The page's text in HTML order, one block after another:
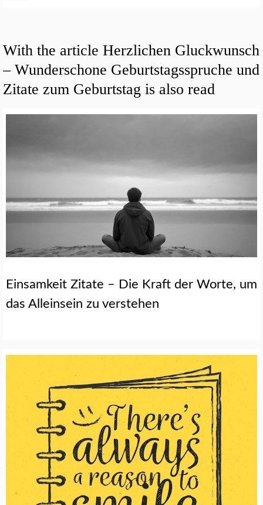
With the article Herzlichen Gluckwunsch
– Wunderschone Geburtstagsspruche und
Zitate zum Geburtstag is also read
Einsamkeit Zitate – Die Kraft der Worte, um
das Alleinsein zu verstehen